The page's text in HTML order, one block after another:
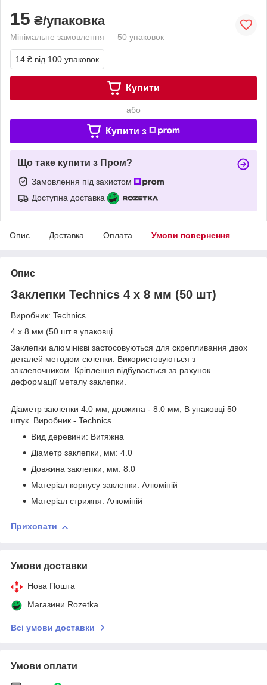
15 ₴/упаковка
Мінімальне замовлення — 50 упаковок
14 ₴ від 100 упаковок
Купити
або
Купити з
Що таке купити з Пром?
Замовлення під захистом
Доступна доставка
Опис Доставка Оплата Умови повернення
Опис
Заклепки Technics 4 x 8 мм (50 шт)
Виробник: Technics
4 x 8 мм (50 шт в упаковці
Заклепки алюмінієві застосовуються для скрепливания двох
деталей методом склепки. Використовуються з
заклепочником. Кріплення відбувається за рахунок
деформації металу заклепки.
Діаметр заклепки 4.0 мм, довжина - 8.0 мм, В упаковці 50
штук. Виробник - Technics.
Вид деревини: Витяжна
Діаметр заклепки, мм: 4.0
Довжина заклепки, мм: 8.0
Матеріал корпусу заклепки: Алюміній
Матеріал стрижня: Алюміній
Приховати
Умови доставки
Нова Пошта
Магазини Rozetka
Всі умови доставки
Умови оплати